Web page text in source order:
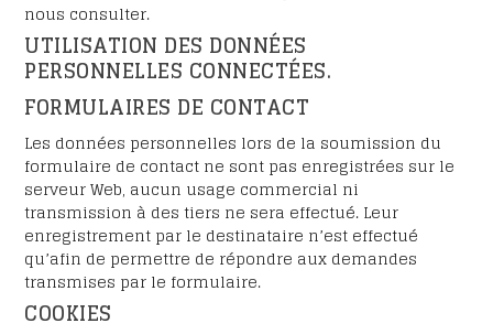
nous consulter.
UTILISATION DES DONNÉES
PERSONNELLES CONNECTÉES.
FORMULAIRES DE CONTACT
Les données personnelles lors de la soumission du
formulaire de contact ne sont pas enregistrées sur le
serveur Web, aucun usage commercial ni
transmission à des tiers ne sera effectué. Leur
enregistrement par le destinataire n’est effectué
qu’afin de permettre de répondre aux demandes
transmises par le formulaire.
COOKIES